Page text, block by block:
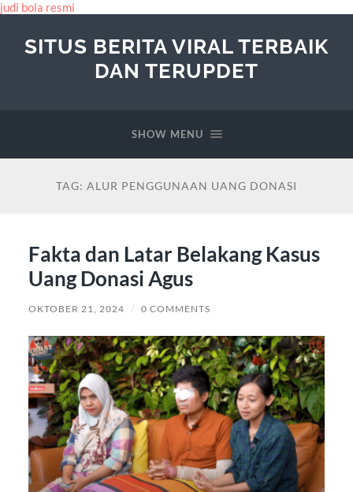
judi bola resmi
SITUS BERITA VIRAL TERBAIK
DAN TERUPDET
SHOW MENU
TAG: ALUR PENGGUNAAN UANG DONASI
Fakta dan Latar Belakang Kasus
Uang Donasi Agus
OKTOBER 21, 2024 / 0 COMMENTS